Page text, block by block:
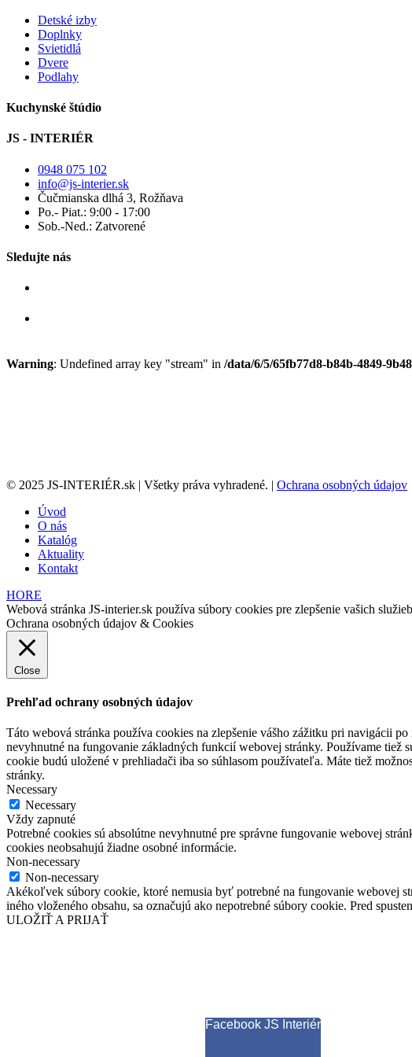
Detské izby
Doplnky
Svietidlá
Dvere
Podlahy
Kuchynské štúdio
JS - INTERIÉR
0948 075 102
info@js-interier.sk
Čučmianska dlhá 3, Rožňava
Po.- Piat.: 9:00 - 17:00
Sob.-Ned.: Zatvorené
Sledujte nás
Warning: Undefined array key "stream" in /data/6/5/65fb77d8-b84b-4849-
© 2025 JS-INTERIÉR.sk | Všetky práva vyhradené. | Ochrana osobných údajov
Úvod
O nás
Katalóg
Aktuality
Kontakt
HORE
Webová stránka JS-interier.sk používa súbory cookies pre zlepšenie vašich
Ochrana osobných údajov & Cookies
Close
Prehľad ochrany osobných údajov
Táto webová stránka používa cookies na zlepšenie vášho zážitku pri navigácii
nevyhnutné na fungovanie základných funkcií webovej stránky. Používame
cookie budú uložené v prehliadači iba so súhlasom používateľa. Máte tiež
stránky.
Necessary
Necessary
Vždy zapnuté
Potrebné cookies sú absolútne nevyhnutné pre správne fungovanie webovej
cookies neobsahujú žiadne osobné informácie.
Non-necessary
Non-necessary
Akékoľvek súbory cookie, ktoré nemusia byť potrebné na fungovanie webovej
iného vloženého obsahu, sa označujú ako nepotrebné súbory cookie. Pred
ULOŽIŤ A PRIJAŤ
Facebook JS Interiér